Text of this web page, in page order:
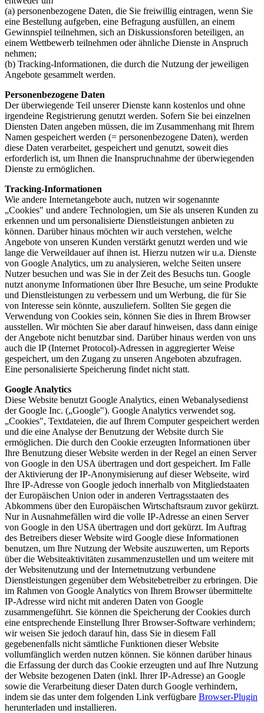
(a) personenbezogene Daten, die Sie freiwillig eintragen, wenn Sie
eine Bestellung aufgeben, eine Befragung ausfüllen, an einem
Gewinnspiel teilnehmen, sich an Diskussionsforen beteiligen, an
einem Wettbewerb teilnehmen oder ähnliche Dienste in Anspruch
nehmen;
(b) Tracking-Informationen, die durch die Nutzung der jeweiligen
Angebote gesammelt werden.
Personenbezogene Daten
Der überwiegende Teil unserer Dienste kann kostenlos und ohne
irgendeine Registrierung genutzt werden. Sofern Sie bei einzelnen
Diensten Daten angeben müssen, die im Zusammenhang mit Ihrem
Namen gespeichert werden (= personenbezogene Daten), werden
diese Daten verarbeitet, gespeichert und genutzt, soweit dies
erforderlich ist, um Ihnen die Inanspruchnahme der überwiegenden
Dienste zu ermöglichen.
Tracking-Informationen
Wie andere Internetangebote auch, nutzen wir sogenannte
„Cookies" und andere Technologien, um Sie als unseren Kunden zu
erkennen und um personalisierte Dienstleistungen anbieten zu
können. Darüber hinaus möchten wir auch verstehen, welche
Angebote von unseren Kunden verstärkt genutzt werden und wie
lange die Verweildauer auf ihnen ist. Hierzu nutzen wir u.a. Dienste
von Google Analytics, um zu analysieren, welche Seiten unsere
Nutzer besuchen und was Sie in der Zeit des Besuchs tun. Google
nutzt anonyme Informationen über Ihre Besuche, um seine Produkte
und Dienstleistungen zu verbessern und um Werbung, die für Sie
von Interesse sein könnte, auszuliefern. Sollten Sie gegen die
Verwendung von Cookies sein, können Sie dies in Ihrem Browser
ausstellen. Wir möchten Sie aber darauf hinweisen, dass dann einige
der Angebote nicht benutzbar sind. Darüber hinaus werden von uns
auch die IP (Internet Protocol)-Adressen in aggregierter Weise
gespeichert, um den Zugang zu unseren Angeboten abzufragen.
Eine personalisierte Speicherung findet nicht statt.
Google Analytics
Diese Website benutzt Google Analytics, einen Webanalysedienst
der Google Inc. („Google"). Google Analytics verwendet sog.
„Cookies", Textdateien, die auf Ihrem Computer gespeichert werden
und die eine Analyse der Benutzung der Website durch Sie
ermöglichen. Die durch den Cookie erzeugten Informationen über
Ihre Benutzung dieser Website werden in der Regel an einen Server
von Google in den USA übertragen und dort gespeichert. Im Falle
der Aktivierung der IP-Anonymisierung auf dieser Webseite, wird
Ihre IP-Adresse von Google jedoch innerhalb von Mitgliedstaaten
der Europäischen Union oder in anderen Vertragsstaaten des
Abkommens über den Europäischen Wirtschaftsraum zuvor gekürzt.
Nur in Ausnahmefällen wird die volle IP-Adresse an einen Server
von Google in den USA übertragen und dort gekürzt. Im Auftrag
des Betreibers dieser Website wird Google diese Informationen
benutzen, um Ihre Nutzung der Website auszuwerten, um Reports
über die Websiteaktivitäten zusammenzustellen und um weitere mit
der Websitenutzung und der Internetnutzung verbundene
Dienstleistungen gegenüber dem Websitebetreiber zu erbringen. Die
im Rahmen von Google Analytics von Ihrem Browser übermittelte
IP-Adresse wird nicht mit anderen Daten von Google
zusammengeführt. Sie können die Speicherung der Cookies durch
eine entsprechende Einstellung Ihrer Browser-Software verhindern;
wir weisen Sie jedoch darauf hin, dass Sie in diesem Fall
gegebenenfalls nicht sämtliche Funktionen dieser Website
vollumfänglich werden nutzen können. Sie können darüber hinaus
die Erfassung der durch das Cookie erzeugten und auf Ihre Nutzung
der Website bezogenen Daten (inkl. Ihrer IP-Adresse) an Google
sowie die Verarbeitung dieser Daten durch Google verhindern,
indem sie das unter dem folgenden Link verfügbare Browser-Plugin
herunterladen und installieren.